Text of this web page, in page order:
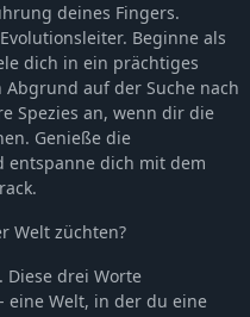
deines Fingers.
Beginne als
dich in ein prächtiges
Abgrund auf der Suche nach
Spezies an, wenn dir die
Genieße die
entspanne dich mit dem
Welt züchten?
drei Worte
eine Welt, in der du eine